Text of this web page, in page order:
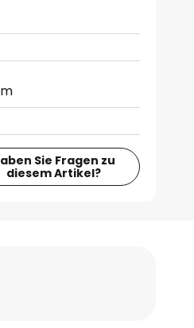
Sie Fragen zu
diesem Artikel?